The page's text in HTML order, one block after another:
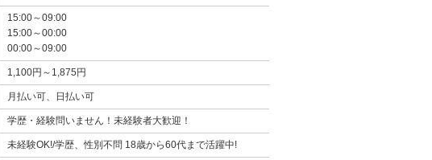
15:00～09:00
15:00～00:00
00:00～09:00
1,100円～1,875円
月払い可、日払い可
学歴・経験問いません！未経験者大歓迎！
未経験OK!/学歴、性別不問 18歳から60代まで活躍中!